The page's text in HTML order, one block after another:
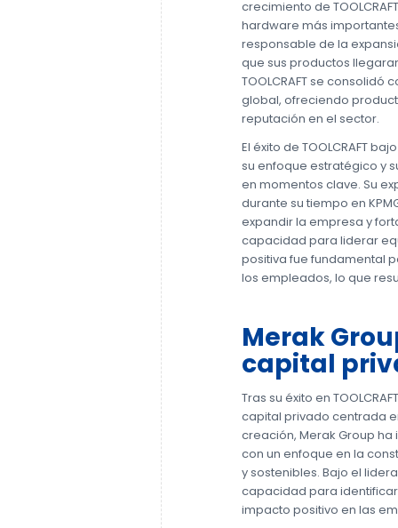
crecimiento de
hardware más
responsable de la
que sus productos
TOOLCRAFT se
global, ofreciendo
reputación en el sector.
El éxito de TOOLCRAFT
su enfoque estratégico y
en momentos clave. Su
durante su tiempo en
expandir la empresa y
capacidad para liderar
positiva fue fundamental
los empleados, lo que
Merak
capital
Tras su éxito en
capital privado centrada
creación, Merak Group
con un enfoque en la
y sostenibles. Bajo el
capacidad para
impacto positivo en las